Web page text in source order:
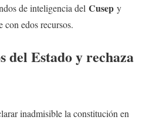
de inteligencia del Cusep y
con edos recursos.
del Estado y rechaza
inadmisible la constitución en